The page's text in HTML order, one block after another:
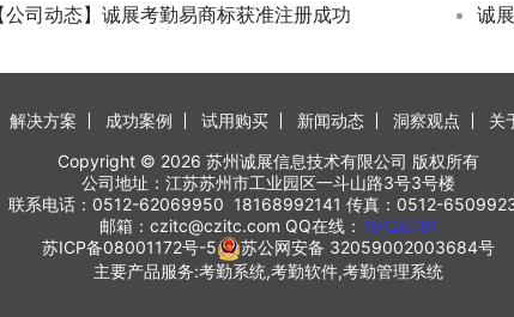
公司动态】诚展考勤易商标获准注册成功
诚
解决方案 成功案例 试用购买 新闻动态 洞察观点 关
Copyright © 2026 苏州诚展信息技术有限公司 版权所有
公司地址：江苏苏州市工业园区一斗山路3号3号楼
联系电话：0512-62069950 18168992141 传真：0512-
邮箱：czitc@czitc.com QQ在线： 19128781
苏ICP备08001172号-5
苏公网安备 32059002003684号
主要产品服务:考勤系统,考勤软件,考勤管理系统